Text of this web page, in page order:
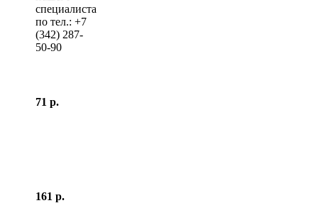
специалиста
по тел.: +7
(342) 287-
50-90
71 р.
161 р.